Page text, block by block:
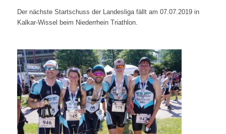
Der nächste Startschuss der Landesliga fällt am 07.07.2019 in
Kalkar-Wissel beim Niederrhein Triathlon.